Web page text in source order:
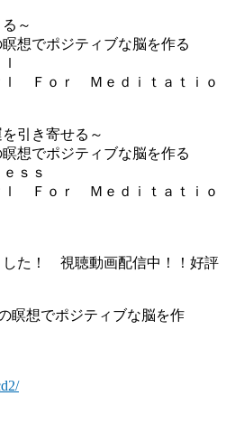
～
想でポジティブな脳を作る
ｌ Ｆｏｒ Ｍｅｄｉｔａｔｉｏ
引き寄せる～
想でポジティブな脳を作る
ｓｓ
ｌ Ｆｏｒ Ｍｅｄｉｔａｔｉｏ
した！ 視聴動画配信中！！好評
瞑想でポジティブな脳を作